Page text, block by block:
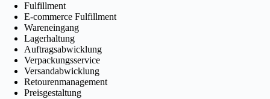
Fulfillment
E-commerce Fulfillment
Wareneingang
Lagerhaltung
Auftragsabwicklung
Verpackungsservice
Versandabwicklung
Retourenmanagement
Preisgestaltung